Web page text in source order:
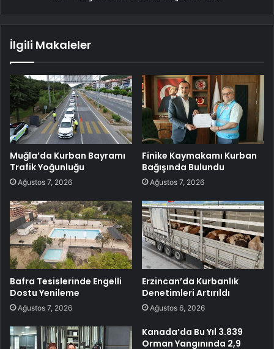
İlgili Makaleler
Muğla’da Kurban Bayramı
Trafik Yoğunluğu
Ağustos 7, 2026
Finike Kaymakamı Kurban
Bağışında Bulundu
Ağustos 7, 2026
Bafra Tesislerinde Engelli
Dostu Yenileme
Ağustos 7, 2026
Erzincan’da Kurbanlık
Denetimleri Artırıldı
Ağustos 6, 2026
Kanada’da Bu Yıl 3.839
Orman Yangınında 2,9